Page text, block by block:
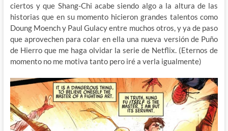
ciertos y que Shang-Chi acabe siendo algo a la altura de las
historias que en su momento hicieron grandes talentos como
Doung Moench y Paul Gulacy entre muchos otros, y ya de paso
que aprovechen para colar en ella una nueva versión de Puño
de Hierro que me haga olvidar la serie de Netflix. (Eternos de
momento no me motiva tanto pero iré a verla igualmente)